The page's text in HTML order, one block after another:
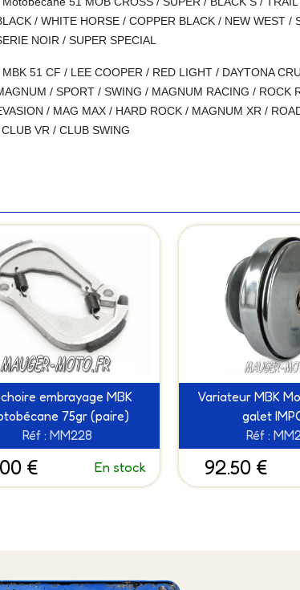
/ WHITE HORSE / COPPER BLACK / NEW WEST /
NOIR / SUPER SPECIAL
MBK 51 CF / LEE COOPER / RED LIGHT / DAYTONA
/ SPORT / SWING / MAGNUM RACING / ROCK
/ MAG MAX / HARD ROCK / MAGNUM XR /
VR / CLUB SWING
embrayage MBK
75gr (paire)
Réf : MM228
€ En stock
Variateur MBK
galet
Réf :
92.50 €